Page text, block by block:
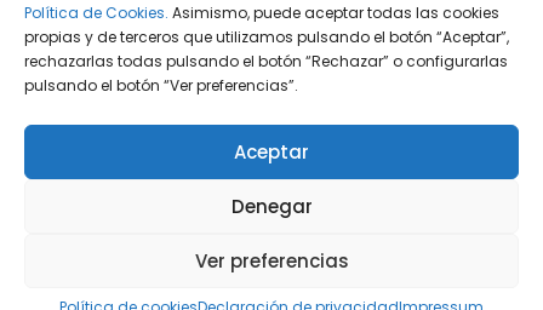
Política de Cookies. Asimismo, puede aceptar todas las cookies
propias y de terceros que utilizamos pulsando el botón “Aceptar”,
rechazarlas todas pulsando el botón “Rechazar” o configurarlas
pulsando el botón “Ver preferencias”.
Aceptar
Denegar
Ver preferencias
Prensa(2)
Propiedad intelectual e industrial
(24)